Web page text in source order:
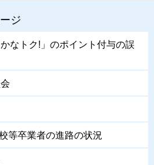
ジ
なトク!」のポイント付与の誤
等卒業者の進路の状況